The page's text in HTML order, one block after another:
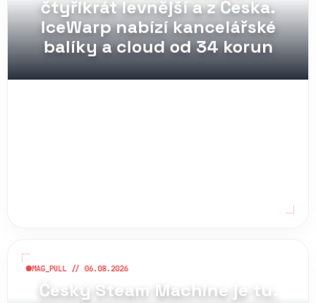
čtyřikrát levnější a z Česka.
IceWarp nabízí kancelářské
balíky a cloud od 34 korun
MAG_PULL // 06.08.2026
Český Steam Machine je tu.